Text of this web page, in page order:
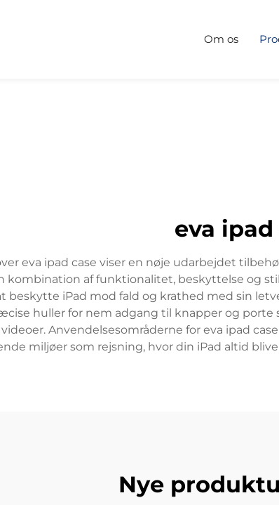
Om os
eva ipad
eva ipad case viser en nøje udarbejdet
kombination af funktionalitet, beskyttelse og
iPad mod fald og krathed med sin
huller for nem adgang til knapper og
Anvendelsesområderne for eva ipad
miljøer som rejsning, hvor din iPad altid
Nye